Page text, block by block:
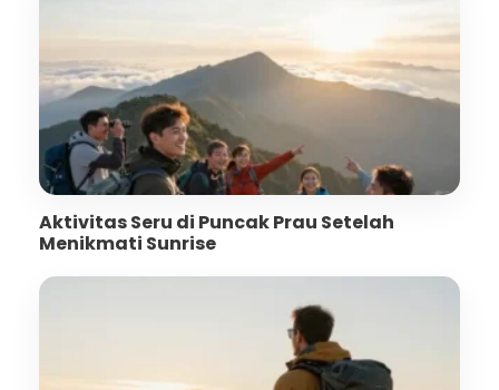
Aktivitas Seru di Puncak Prau Setelah
Menikmati Sunrise